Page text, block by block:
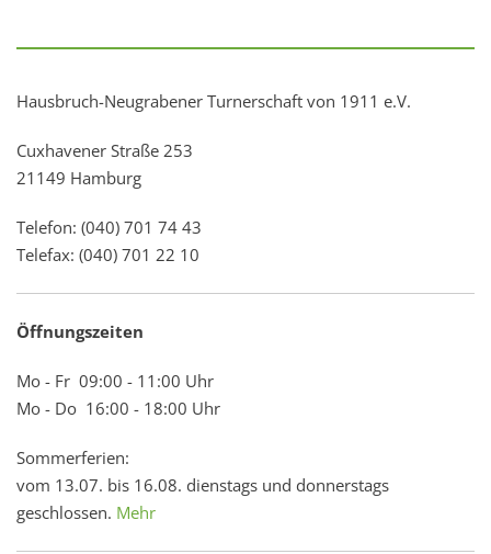
Hausbruch-Neugrabener Turnerschaft von 1911 e.V.
Cuxhavener Straße 253
21149 Hamburg
Telefon: (040) 701 74 43
Telefax: (040) 701 22 10
Öffnungszeiten
Mo - Fr 09:00 - 11:00 Uhr
Mo - Do 16:00 - 18:00 Uhr
Sommerferien:
vom 13.07. bis 16.08. dienstags und donnerstags
geschlossen. Mehr